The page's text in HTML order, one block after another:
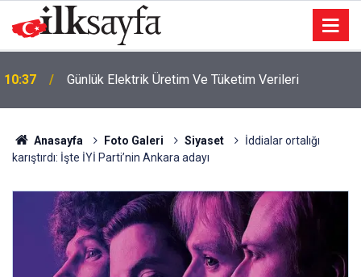
10:37 Günlük Elektrik Üretim Ve Tüketim Verileri
Anasayfa Foto Galeri Siyaset
İddialar ortalığı
karıştırdı: İşte İYİ Parti’nin Ankara adayı